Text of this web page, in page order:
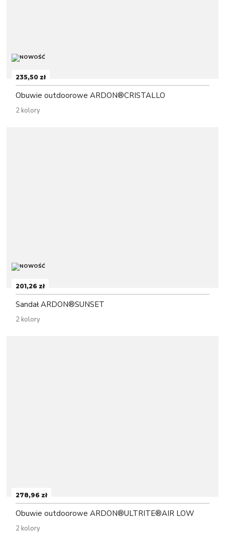
235,50 zł
Obuwie outdoorowe ARDON®CRISTALLO
2 kolory
201,26 zł
Sandał ARDON®SUNSET
2 kolory
278,96 zł
Obuwie outdoorowe ARDON®ULTRITE®AIR LOW
2 kolory